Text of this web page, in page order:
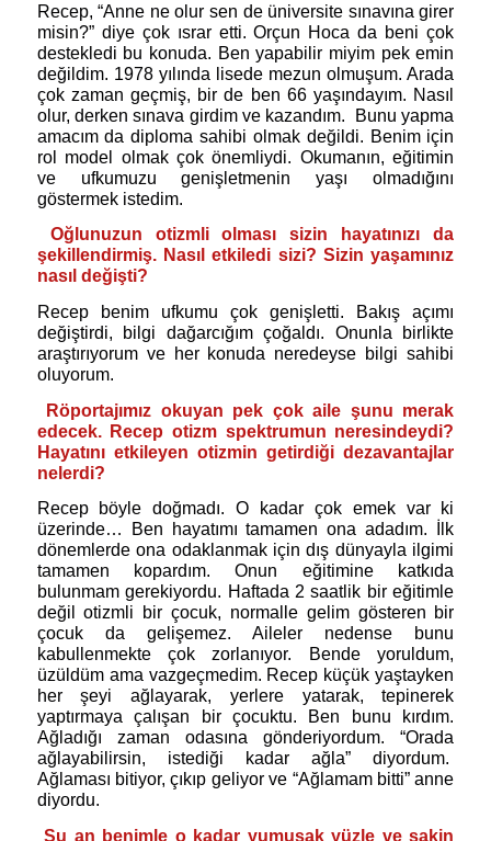
Recep, “Anne ne olur sen de üniversite sınavına girer
misin?” diye çok ısrar etti. Orçun Hoca da beni çok
destekledi bu konuda. Ben yapabilir miyim pek emin
değildim. 1978 yılında lisede mezun olmuşum. Arada
çok zaman geçmiş, bir de ben 66 yaşındayım. Nasıl
olur, derken sınava girdim ve kazandım.
Bunu yapma
amacım da diploma sahibi olmak değildi. Benim için
rol model olmak çok önemliydi. Okumanın, eğitimin
ve ufkumuzu genişletmenin yaşı olmadığını
göstermek istedim.
Oğlunuzun otizmli olması sizin hayatınızı da
şekillendirmiş. Nasıl etkiledi sizi? Sizin yaşamınız
nasıl değişti?
Recep benim ufkumu çok genişletti. Bakış açımı
değiştirdi, bilgi dağarcığım çoğaldı. Onunla birlikte
araştırıyorum ve her konuda neredeyse bilgi sahibi
oluyorum.
Röportajımız okuyan pek çok aile şunu merak
edecek. Recep otizm spektrumun neresindeydi?
Hayatını etkileyen otizmin getirdiği dezavantajlar
nelerdi?
Recep böyle doğmadı. O kadar çok emek var ki
üzerinde… Ben hayatımı tamamen ona adadım. İlk
dönemlerde ona odaklanmak için dış dünyayla ilgimi
tamamen kopardım. Onun eğitimine katkıda
bulunmam gerekiyordu. Haftada 2 saatlik bir eğitimle
değil otizmli bir çocuk, normalle gelim gösteren bir
çocuk da gelişemez. Aileler nedense bunu
kabullenmekte çok zorlanıyor. Bende yoruldum,
üzüldüm ama vazgeçmedim. Recep küçük yaştayken
her şeyi ağlayarak, yerlere yatarak, tepinerek
yaptırmaya çalışan bir çocuktu. Ben bunu kırdım.
Ağladığı zaman odasına gönderiyordum. “Orada
ağlayabilirsin, istediği kadar ağla” diyordum.
Ağlaması bitiyor, çıkıp geliyor ve “Ağlamam bitti” anne
diyordu.
Şu an benimle o kadar yumuşak yüzle ve sakin